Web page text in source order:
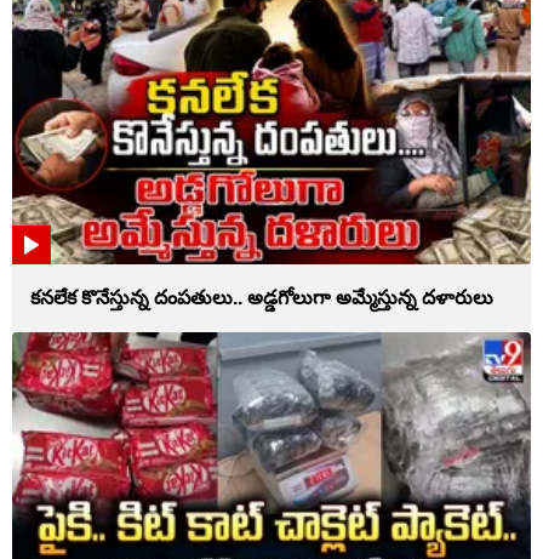
కనలేక కొనేస్తున్న దంపతులు.. అడ్డగోలుగా అమ్మేస్తున్న దళారులు